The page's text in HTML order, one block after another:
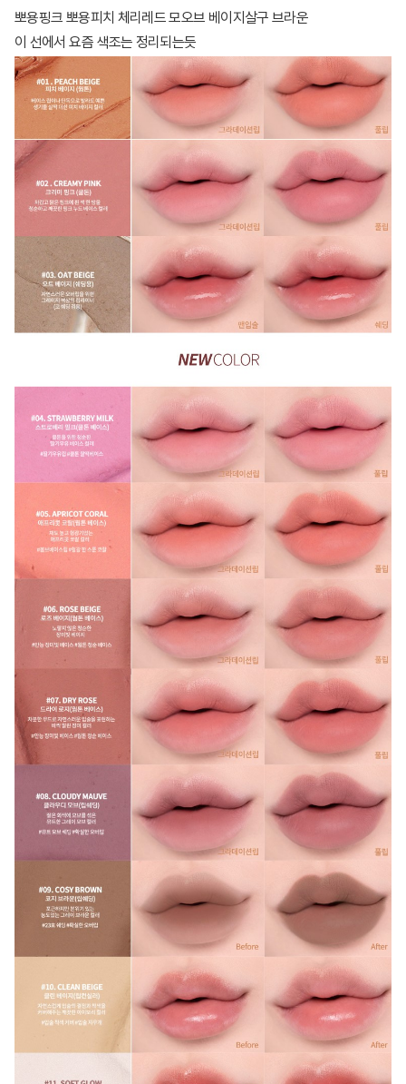
뽀용핑크 뽀용피치 체리레드 모오브 베이지살구 브라운
이 선에서 요즘 색조는 정리되는듯